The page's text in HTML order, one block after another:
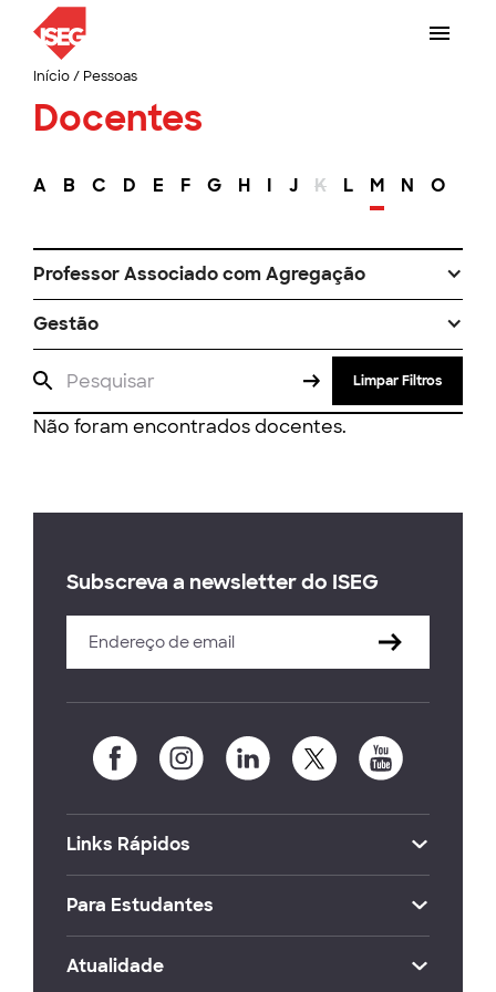
Início/ Pessoas
Docentes
A B C D E F G H I J K L M N O
Professor Associado com Agregação
Gestão
Limpar Filtros
Não foram encontrados docentes.
Subscreva a newsletter do ISEG
Links Rápidos
Para Estudantes
Atualidade